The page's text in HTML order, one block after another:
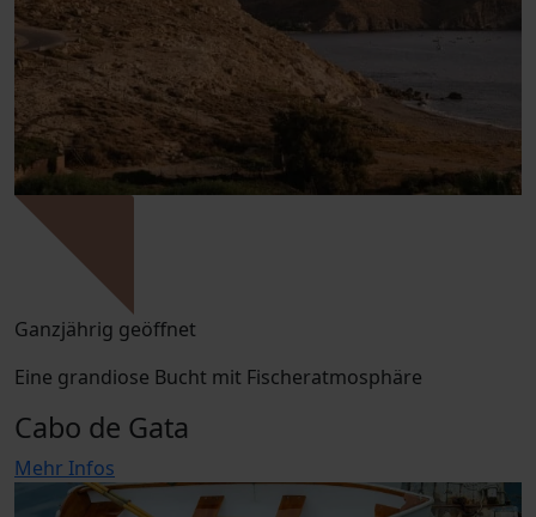
Ganzjährig geöffnet
Eine grandiose Bucht mit Fischeratmosphäre
Cabo de Gata
Mehr Infos